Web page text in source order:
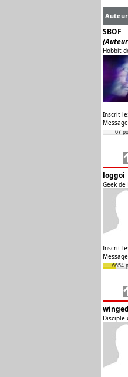
Auteur
SBOF
Hobbit
Inscrit
67
loggoi
Geek de
Inscrit
6654
winged
Disciple